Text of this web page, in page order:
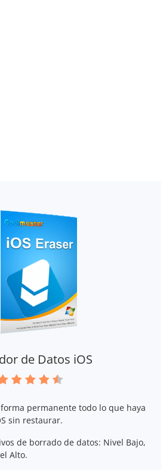
de Datos iOS
permanente todo lo que haya
sin restaurar.
de borrado de datos: Nivel Bajo,
Alto.